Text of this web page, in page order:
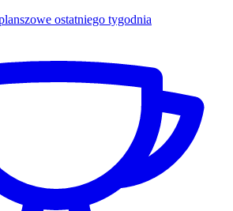
ostatniego tygodnia